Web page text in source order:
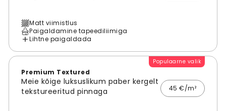
Matt viimistlus
Paigaldamine tapeediliimiga
Lihtne paigaldada
Populaarne valik
Premium Textured
Meie kõige luksuslikum paber kergelt
tekstureeritud pinnaga
45 €/m²